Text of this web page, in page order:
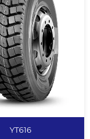
YT617
提供强有力的抓地力。
，美观大方。 新轮廓
计，提高轮胎的使用性
能。
看更多
YT616